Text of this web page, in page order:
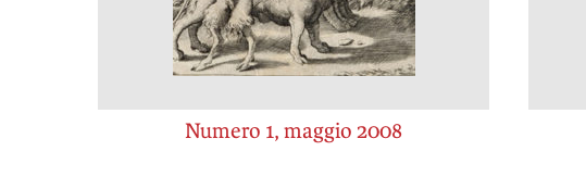
Numero 1, maggio 2008